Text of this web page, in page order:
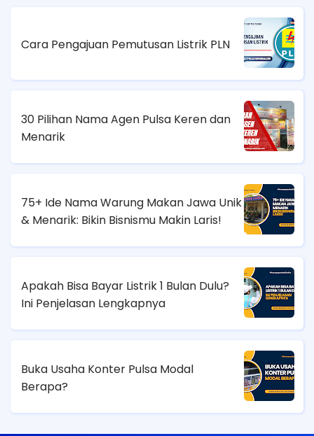
Cara Pengajuan Pemutusan Listrik PLN
30 Pilihan Nama Agen Pulsa Keren dan
Menarik
75+ Ide Nama Warung Makan Jawa Unik
& Menarik: Bikin Bisnismu Makin Laris!
Apakah Bisa Bayar Listrik 1 Bulan Dulu?
Ini Penjelasan Lengkapnya
Buka Usaha Konter Pulsa Modal
Berapa?